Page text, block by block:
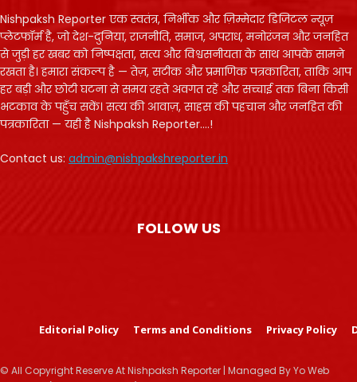
Nishpaksh Reporter एक स्वतंत्र, निर्भीक और ज़िम्मेदार डिजिटल न्यूज़
प्लेटफॉर्म है, जो देश-दुनिया, राजनीति, समाज, अपराध, मनोरंजन और जनहित
से जुड़ी हर खबर को निष्पक्षता, सत्य और विश्वसनीयता के साथ आपके सामने
रखता है। हमारा संकल्प है — तेज़, सटीक और प्रमाणिक पत्रकारिता, ताकि आप
हर बड़ी और छोटी घटना से समय रहते अवगत रहें और सच्चाई तक बिना किसी
भटकाव के पहुँच सकें। सत्य की आवाज़, साहस की पहचान और जनहित की
पत्रकारिता — यही है Nishpaksh Reporter....!
Contact us: admin@nishpakshreporter.in
FOLLOW US
Editorial Policy Terms and Conditions Privacy Policy
© All Copyright Reserve At Nishpaksh Reporter | Managed By Yo Web